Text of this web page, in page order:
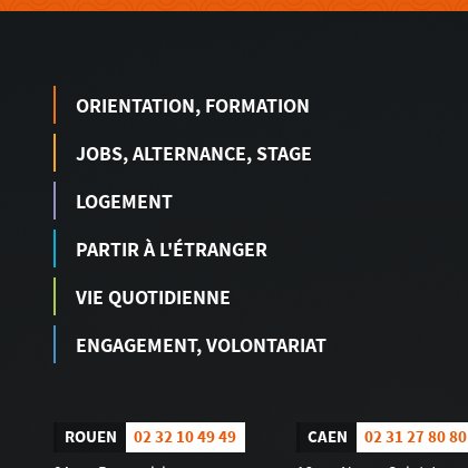
ORIENTATION, FORMATION
JOBS, ALTERNANCE, STAGE
LOGEMENT
PARTIR À L'ÉTRANGER
VIE QUOTIDIENNE
ENGAGEMENT, VOLONTARIAT
ROUEN
02 32 10 49 49
CAEN
02 31 27 80 80